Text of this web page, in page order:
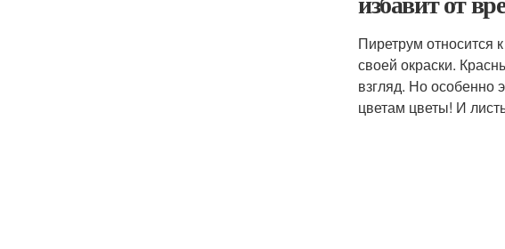
Пиретрум относится
своей окраски.
взгляд. Но особенно
цветам цветы! И